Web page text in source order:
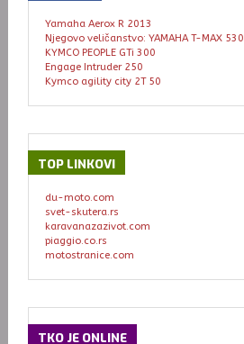
Yamaha Aerox R 2013
Njegovo veličanstvo: YAMAHA T-MAX 530
KYMCO PEOPLE GTi 300
Engage Intruder 250
Kymco agility city 2T 50
TOP LINKOVI
du-moto.com
svet-skutera.rs
karavanazazivot.com
piaggio.co.rs
motostranice.com
TKO JE ONLINE